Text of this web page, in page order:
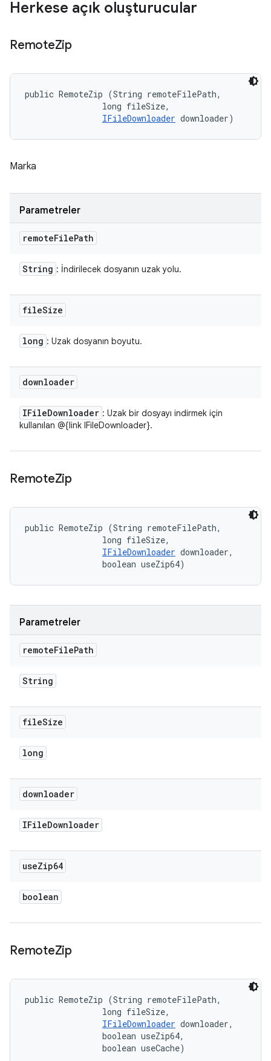
Herkese açık oluşturucular
RemoteZip
public RemoteZip (String remoteFilePath,
                long fileSize,
IFileDownloader downloader)
Marka
Parametreler
remoteFilePath
String : İndirilecek dosyanın uzak yolu.
fileSize
long : Uzak dosyanın boyutu.
downloader
IFileDownloader : Uzak bir dosyayı indirmek için
kullanılan @{link IFileDownloader}.
RemoteZip
public RemoteZip (String remoteFilePath,
                long fileSize,
IFileDownloader downloader,
                boolean useZip64)
Parametreler
remoteFilePath
String
fileSize
long
downloader
IFileDownloader
useZip64
boolean
RemoteZip
public RemoteZip (String remoteFilePath,
                long fileSize,
IFileDownloader downloader,
                boolean useZip64,
                boolean useCache)